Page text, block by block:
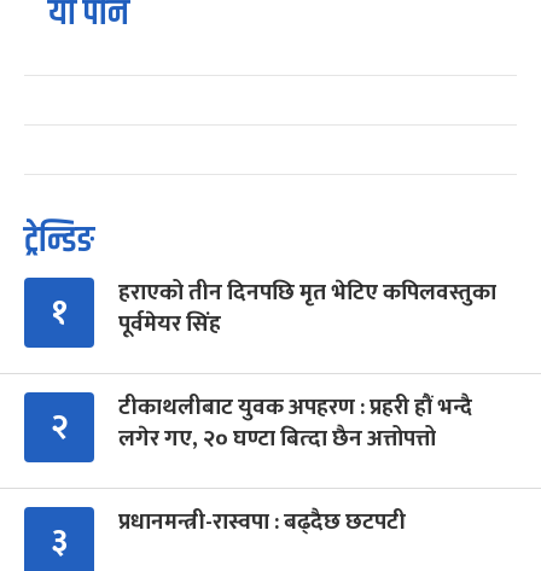
यो पनि
ट्रेन्डिङ
१
हराएको तीन दिनपछि मृत भेटिए कपिलवस्तुका
पूर्वमेयर सिंह
२
टीकाथलीबाट युवक अपहरण : प्रहरी हौं भन्दै
लगेर गए, २० घण्टा बित्दा छैन अत्तोपत्तो
३ प्रधानमन्त्री-रास्वपा : बढ्दैछ छटपटी